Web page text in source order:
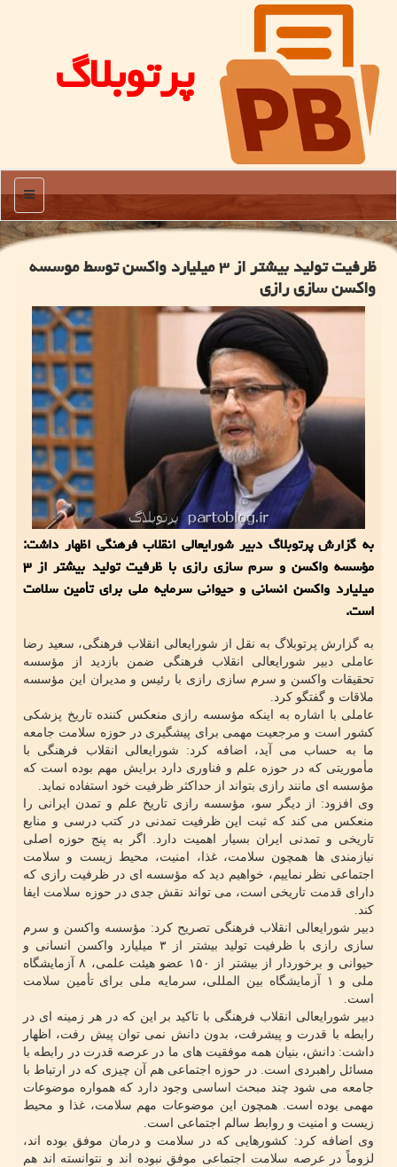
پرتوبلاگ
منو
ظرفیت تولید بیشتر از ۳ میلیارد واکسن توسط موسسه
واکسن سازی رازی
به گزارش پرتوبلاگ دبیر شورایعالی انقلاب فرهنگی اظهار داشت:
مؤسسه واکسن و سرم سازی رازی با ظرفیت تولید بیشتر از ۳
میلیارد واکسن انسانی و حیوانی سرمایه ملی برای تأمین سلامت
است.
به گزارش پرتوبلاگ به نقل از شورایعالی انقلاب فرهنگی، سعید رضا
عاملی دبیر شورایعالی انقلاب فرهنگی ضمن بازدید از مؤسسه
تحقیقات واکسن و سرم سازی رازی با رئیس و مدیران این مؤسسه
ملاقات و گفتگو کرد.
عاملی با اشاره به اینکه مؤسسه رازی منعکس کننده تاریخ پزشکی
کشور است و مرجعیت مهمی برای پیشگیری در حوزه سلامت جامعه
ما به حساب می آید، اضافه کرد: شورایعالی انقلاب فرهنگی با
مأموریتی که در حوزه علم و فناوری دارد برایش مهم بوده است که
مؤسسه ای مانند رازی بتواند از حداکثر ظرفیت خود استفاده نماید.
وی افزود: از دیگر سو، مؤسسه رازی تاریخ علم و تمدن ایرانی را
منعکس می کند که ثبت این ظرفیت تمدنی در کتب درسی و منابع
تاریخی و تمدنی ایران بسیار اهمیت دارد. اگر به پنج حوزه اصلی
نیازمندی ها همچون سلامت، غذا، امنیت، محیط زیست و سلامت
اجتماعی نظر نماییم، خواهیم دید که مؤسسه ای در ظرفیت رازی که
دارای قدمت تاریخی است، می تواند نقش جدی در حوزه سلامت ایفا
کند.
دبیر شورایعالی انقلاب فرهنگی تصریح کرد: مؤسسه واکسن و سرم
سازی رازی با ظرفیت تولید بیشتر از ۳ میلیارد واکسن انسانی و
حیوانی و برخوردار از بیشتر از ۱۵۰ عضو هیئت علمی، ۸ آزمایشگاه
ملی و ۱ آزمایشگاه بین المللی، سرمایه ملی برای تأمین سلامت
است.
دبیر شورایعالی انقلاب فرهنگی با تاکید بر این که در هر زمینه ای در
رابطه با قدرت و پیشرفت، بدون دانش نمی توان پیش رفت، اظهار
داشت: دانش، بنیان همه موفقیت های ما در عرصه قدرت در رابطه با
مسائل راهبردی است. در حوزه اجتماعی هم آن چیزی که در ارتباط با
جامعه می شود چند مبحث اساسی وجود دارد که همواره موضوعات
مهمی بوده است. همچون این موضوعات مهم سلامت، غذا و محیط
زیست و امنیت و روابط سالم اجتماعی است.
وی اضافه کرد: کشورهایی که در سلامت و درمان موفق بوده اند،
لزوماً در عرصه سلامت اجتماعی موفق نبوده اند و نتوانسته اند هم